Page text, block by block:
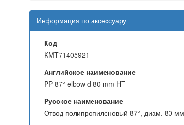
Информация по аксессуару
Код
KMT71405921
Английское наименование
PP 87° elbow d.80 mm HT
Русское наименование
Отвод полипропиленовый 87°, диам. 80 мм